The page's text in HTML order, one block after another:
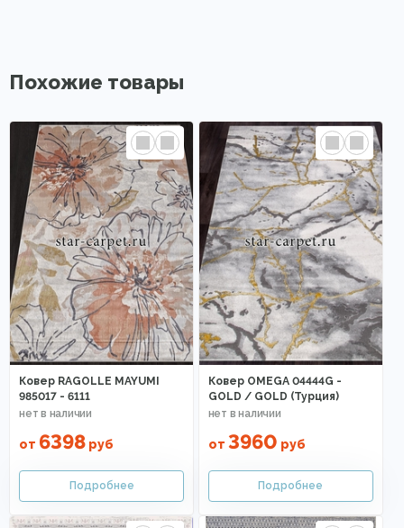
Похожие товары
Ковер RAGOLLE MAYUMI
985017 - 6111
от 6398 руб
Ковер OMEGA 04444G -
GOLD / GOLD (Турция)
от 3960 руб